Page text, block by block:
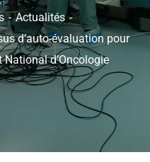
Actualités
d’auto-évaluation pour
National d’Oncologie